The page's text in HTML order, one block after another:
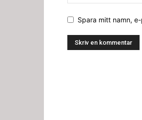
Spara mitt namn,